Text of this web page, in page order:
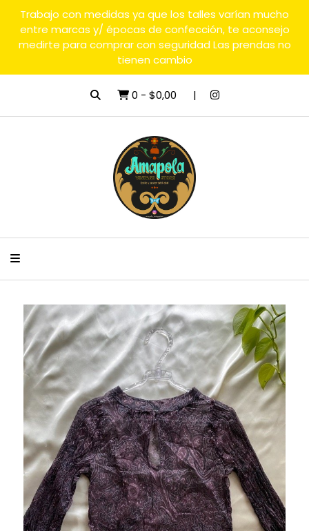
Trabajo con medidas ya que los talles varían mucho
entre marcas y/ épocas de confección, te aconsejo
medirte para comprar con seguridad Las prendas no
tienen cambio
0 - $0,00